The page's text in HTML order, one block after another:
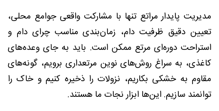
مدیریت پایدار مراتع تنها با مشارکت واقعی جوامع محلی،
تعیین دقیق ظرفیت دام، زمان‌بندی مناسب چرای دام و
استراحت دوره‌ای مرتع ممکن است. باید به جای وعده‌های
کاغذی، به سراغ روش‌های نوین مرتعداری برویم، گونه‌های
مقاوم به خشکی بکاریم، نزولات را ذخیره کنیم و خاک را
توانمند سازیم. این‌ها ابزار نجات ما هستند.